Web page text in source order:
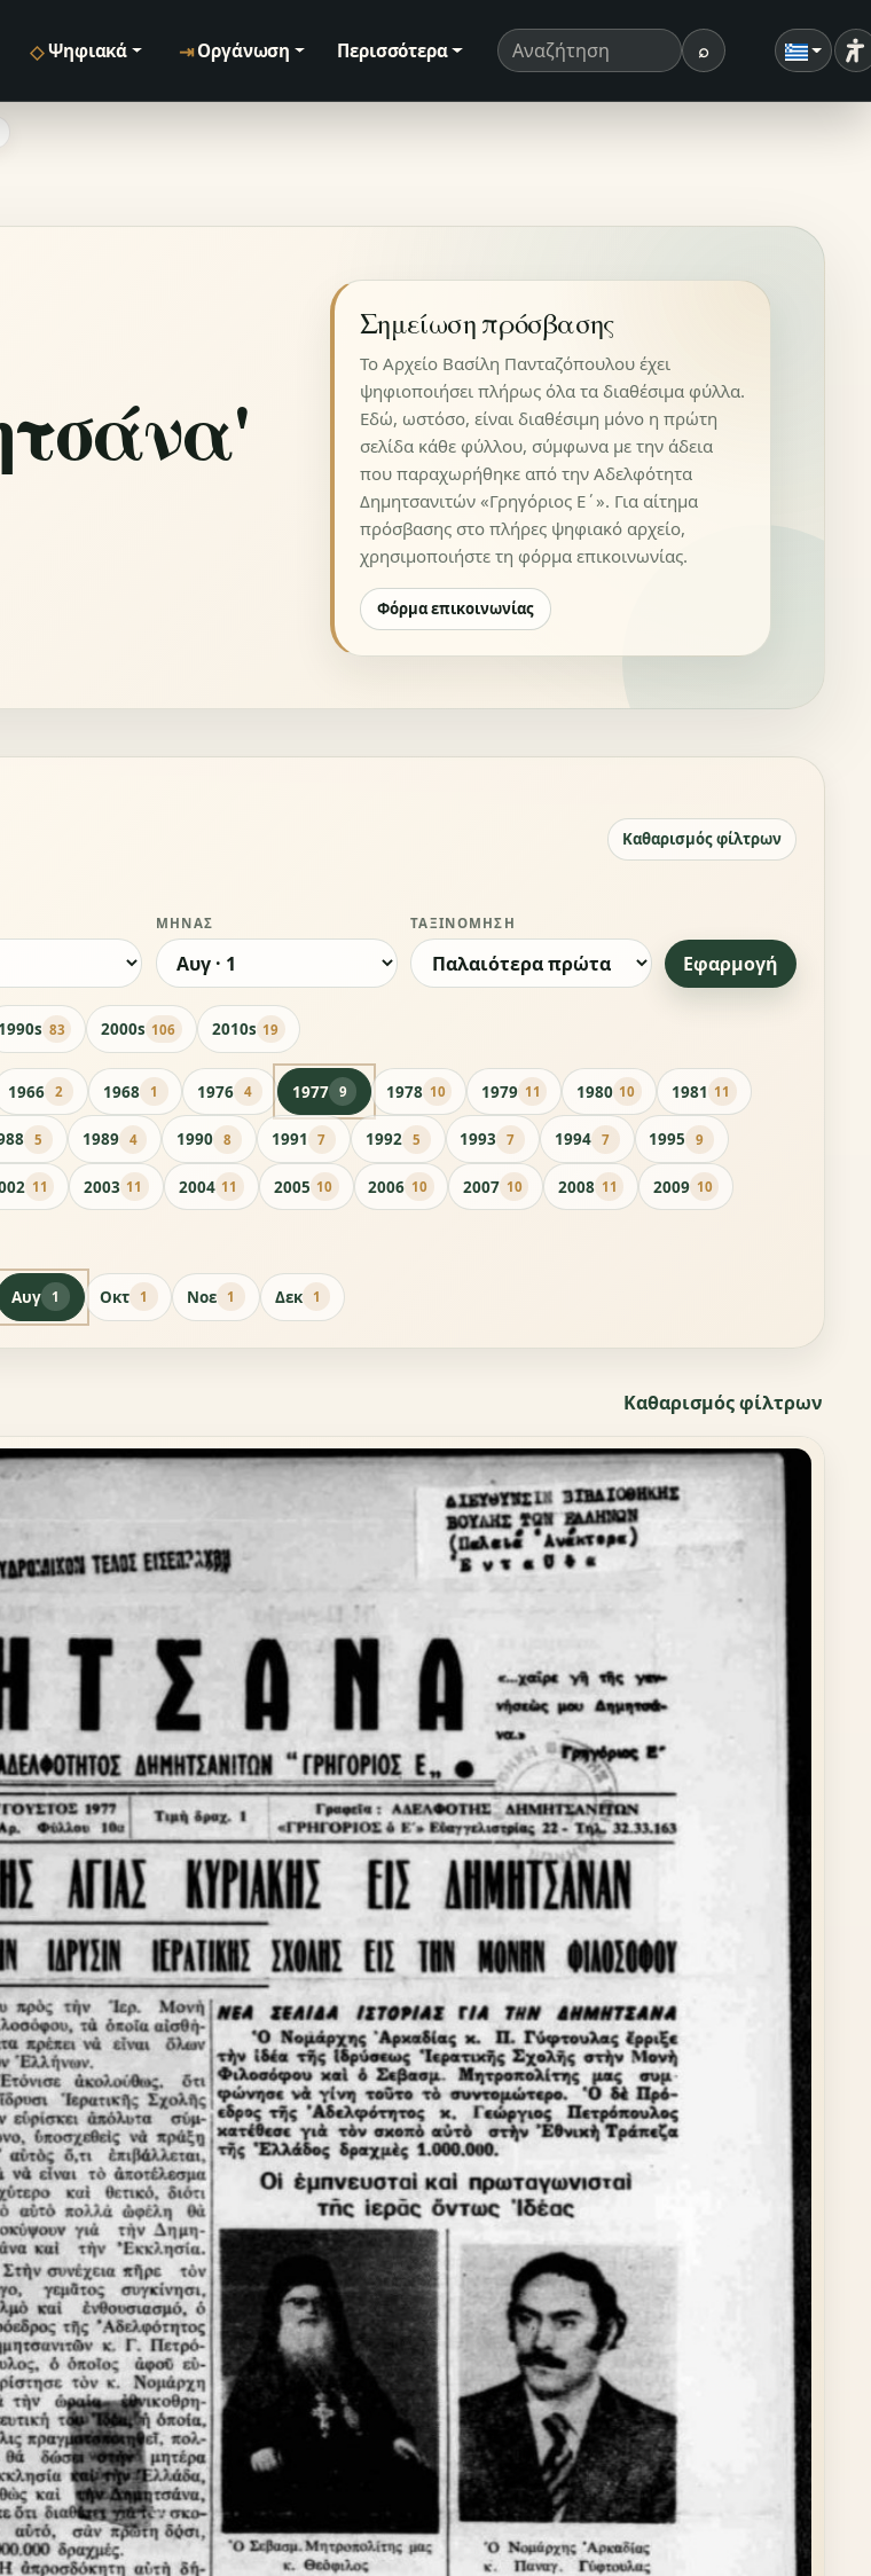
◇ Ψηφιακά ⇥ Οργάνωση Περισσότερα Όρος αναζήτησης ⌕Αναζήτηση
Σημείωση πρόσβασης
Το Αρχείο Βασίλη Πανταζόπουλου έχει
ψηφιοποιήσει πλήρως όλα τα διαθέσιμα φύλλα.
Εδώ, ωστόσο, είναι διαθέσιμη μόνο η πρώτη
σελίδα κάθε φύλλου, σύμφωνα με την άδεια
που παραχωρήθηκε από την Αδελφότητα
Δημητσανιτών «Γρηγόριος Ε΄». Για αίτημα
πρόσβασης στο πλήρες ψηφιακό αρχείο,
χρησιμοποιήστε τη φόρμα επικοινωνίας.
Φόρμα επικοινωνίας
Καθαρισμός φίλτρων
ΜΉΝΑΣ ΤΑΞΙΝΌΜΗΣΗ
Εφαρμογή
1990s 83 2000s 106 2010s 19
1966 2 1968 1 1976 4 1977 9 1978 10 1979 11 1980 10 1981 11
5 1989 4 1990 8 1991 7 1992 5 1993 7 1994 7 1995 9
11 2003 11 2004 11 2005 10 2006 10 2007 10 2008 11 2009 10
Αυγ 1 Οκτ 1 Νοε 1 Δεκ 1
Καθαρισμός φίλτρων